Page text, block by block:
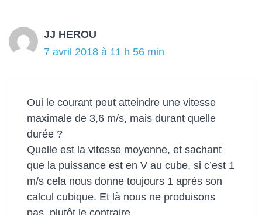
JJ HEROU
7 avril 2018 à 11 h 56 min
Oui le courant peut atteindre une vitesse
maximale de 3,6 m/s, mais durant quelle
durée ?
Quelle est la vitesse moyenne, et sachant
que la puissance est en V au cube, si c’est 1
m/s cela nous donne toujours 1 après son
calcul cubique. Et là nous ne produisons